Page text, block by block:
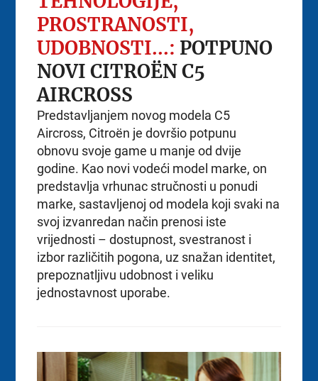
PROSTRANOSTI,
UDOBNOSTI...: POTPUNO
NOVI CITROËN C5
AIRCROSS
Predstavljanjem novog modela C5
Aircross, Citroën je dovršio potpunu
obnovu svoje game u manje od dvije
godine. Kao novi vodeći model marke, on
predstavlja vrhunac stručnosti u ponudi
marke, sastavljenoj od modela koji svaki na
svoj izvanredan način prenosi iste
vrijednosti – dostupnost, svestranost i
izbor različitih pogona, uz snažan identitet,
prepoznatljivu udobnost i veliku
jednostavnost uporabe.